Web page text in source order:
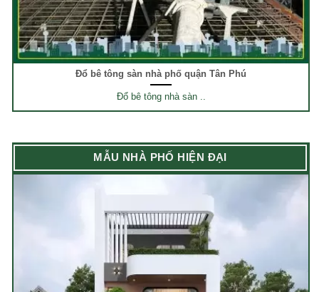
Đổ bê tông sàn nhà phố quận Tân Phú
Đổ bê tông nhà sàn ..
MẪU NHÀ PHỐ HIỆN ĐẠI